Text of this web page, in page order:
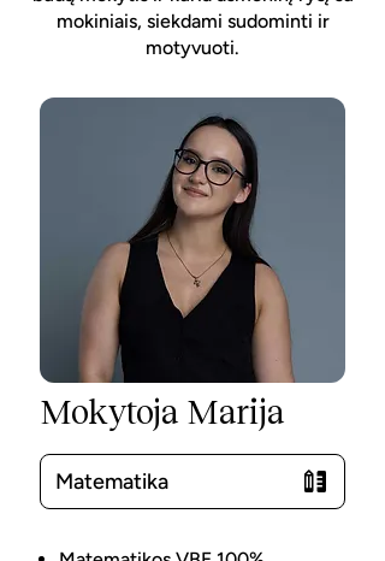
mokiniais, siekdami sudominti ir
motyvuoti.
Mokytoja Marija
Matematika